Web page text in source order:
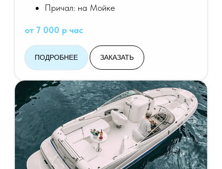
Причал: на Мойке
от 7 000 р час
ПОДРОБНЕЕ ЗАКАЗАТЬ